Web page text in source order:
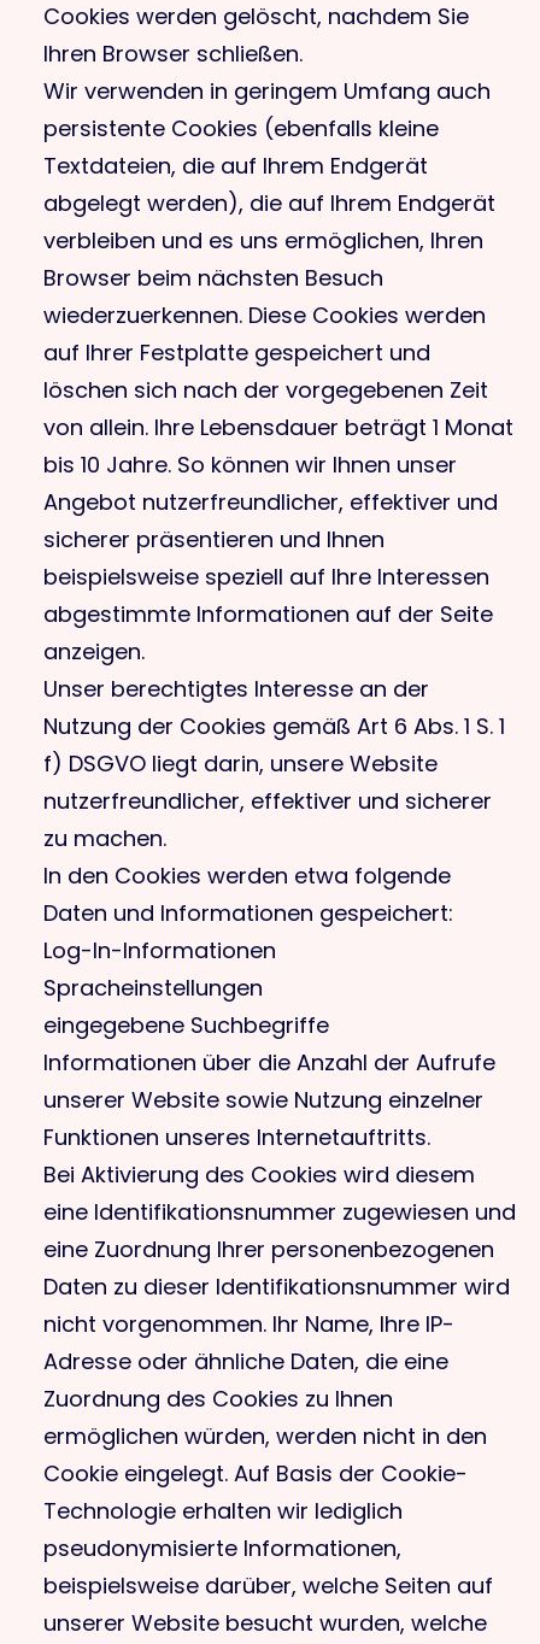
Cookies werden gelöscht, nachdem Sie
Ihren Browser schließen.
Wir verwenden in geringem Umfang auch
persistente Cookies (ebenfalls kleine
Textdateien, die auf Ihrem Endgerät
abgelegt werden), die auf Ihrem Endgerät
verbleiben und es uns ermöglichen, Ihren
Browser beim nächsten Besuch
wiederzuerkennen. Diese Cookies werden
auf Ihrer Festplatte gespeichert und
löschen sich nach der vorgegebenen Zeit
von allein. Ihre Lebensdauer beträgt 1 Monat
bis 10 Jahre. So können wir Ihnen unser
Angebot nutzerfreundlicher, effektiver und
sicherer präsentieren und Ihnen
beispielsweise speziell auf Ihre Interessen
abgestimmte Informationen auf der Seite
anzeigen.
Unser berechtigtes Interesse an der
Nutzung der Cookies gemäß Art 6 Abs. 1 S. 1
f) DSGVO liegt darin, unsere Website
nutzerfreundlicher, effektiver und sicherer
zu machen.
In den Cookies werden etwa folgende
Daten und Informationen gespeichert:
Log-In-Informationen
Spracheinstellungen
eingegebene Suchbegriffe
Informationen über die Anzahl der Aufrufe
unserer Website sowie Nutzung einzelner
Funktionen unseres Internetauftritts.
Bei Aktivierung des Cookies wird diesem
eine Identifikationsnummer zugewiesen und
eine Zuordnung Ihrer personenbezogenen
Daten zu dieser Identifikationsnummer wird
nicht vorgenommen. Ihr Name, Ihre IP-
Adresse oder ähnliche Daten, die eine
Zuordnung des Cookies zu Ihnen
ermöglichen würden, werden nicht in den
Cookie eingelegt. Auf Basis der Cookie-
Technologie erhalten wir lediglich
pseudonymisierte Informationen,
beispielsweise darüber, welche Seiten auf
unserer Website besucht wurden, welche